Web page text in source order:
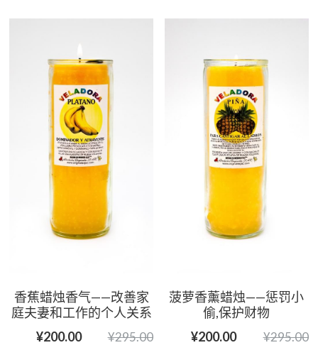
香蕉蜡烛香气——改善家
庭夫妻和工作的个人关系
¥200.00
¥295.00
菠萝香薰蜡烛——惩罚小
偷,保护财物
¥200.00
¥295.00